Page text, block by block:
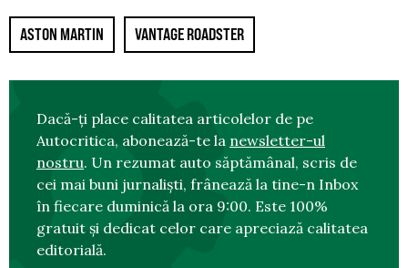
ASTON MARTIN VANTAGE ROADSTER
Dacă-ți place calitatea articolelor de pe
Autocritica, abonează-te la newsletter-ul
nostru. Un rezumat auto săptămânal, scris de
cei mai buni jurnaliști, frânează la tine-n Inbox
în fiecare duminică la ora 9:00. Este 100%
gratuit și dedicat celor care apreciază calitatea
editorială.